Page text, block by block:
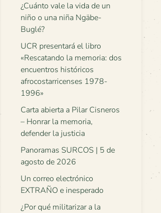
¿Cuánto vale la vida de un
niño o una niña Ngäbe-
Buglé?
UCR presentará el libro
«Rescatando la memoria: dos
encuentros históricos
afrocostarricenses 1978-
1996»
Carta abierta a Pilar Cisneros
– Honrar la memoria,
defender la justicia
Panoramas SURCOS | 5 de
agosto de 2026
Un correo electrónico
EXTRAÑO e inesperado
¿Por qué militarizar a la